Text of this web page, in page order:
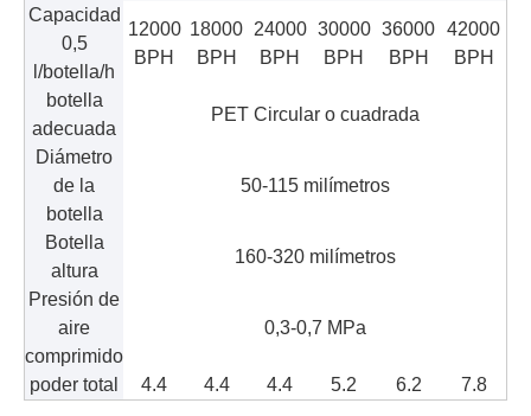
Capacidad
0,5
l/botella/h
12000
BPH
18000
BPH
24000
BPH
30000
BPH
36000
BPH
42000
BPH
botella
adecuada
PET Circular o cuadrada
Diámetro
de la
botella
50-115 milímetros
Botella
altura
160-320 milímetros
Presión de
aire
comprimido
0,3-0,7 MPa
poder total 4.4 4.4 4.4 5.2 6.2 7.8